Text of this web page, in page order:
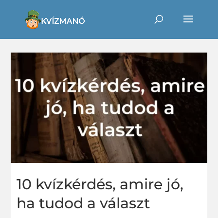
10 kvízkérdés, amire jó,
ha tudod a választ